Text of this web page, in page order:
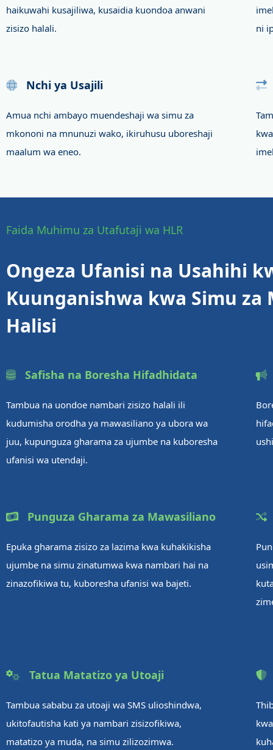
haikuwahi kusajiliwa, kusaidia kuondoa anwani
zisizo halali.
ni
Nchi ya Usajili
Amua nchi ambayo muendeshaji wa simu za
mkononi na mnunuzi wako, ikiruhusu uboreshaji
maalum wa eneo.
Faida Muhimu za Utafutaji wa HLR
Ongeza Ufanisi na Usahihi
Kuunganishwa kwa Simu
Halisi
Safisha na Boresha Hifadhidata
Tambua na uondoe nambari zisizo halali ili
kudumisha orodha ya mawasiliano ya ubora wa
juu, kupunguza gharama za ujumbe na kuboresha
ufanisi wa utendaji.
Punguza Gharama za Mawasiliano
Epuka gharama zisizo za lazima kwa kuhakikisha
ujumbe na simu zinatumwa kwa nambari hai na
zinazofikiwa tu, kuboresha ufanisi wa bajeti.
Tatua Matatizo ya Utoaji
Tambua sababu za utoaji wa SMS ulioshindwa,
ukitofautisha kati ya nambari zisizofikiwa,
matatizo ya muda, na simu zilizozimwa.